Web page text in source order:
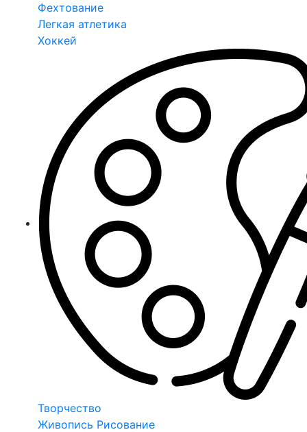
Фехтование
Легкая атлетика
Хоккей
Творчество
Живопись Рисование